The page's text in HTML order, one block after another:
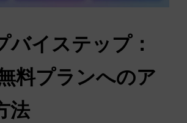
バイステップ：
料プランへのア
法